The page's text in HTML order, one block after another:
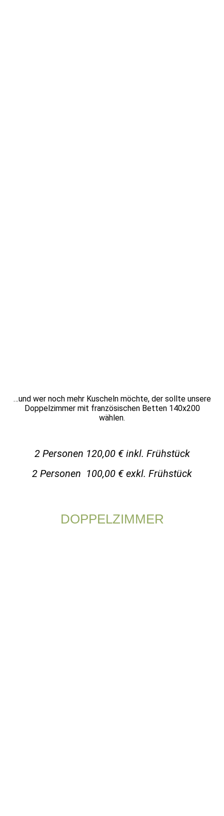
…und wer noch mehr Kuscheln möchte, der sollte unsere
Doppelzimmer mit französischen Betten 140x200
wählen.
2 Personen 120,00 € inkl. Frühstück
2 Personen 100,00 € exkl. Frühstück
DOPPELZIMMER